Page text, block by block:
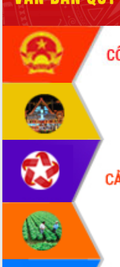
Trình diễn nghệ thuật chế biến các
món ăn từ sầu riêng
Đắk Lắk công bố Quy hoạch và xúc
tiến đầu tư tỉnh
Ngành cá ngừ Đắk Lắk chủ động
ứng để giữ vững thị trường xuất khẩu
Diễn đàn Kinh tế tư nhân Việt Nam
phá cơ chế - Hợp tác công tư
Đề án 06 tạo bước ngoặt đột phá
cải cách hành chính tỉnh Đắk Lắk
Kết nối tour, đẩy mạnh chuyển đổi số
để phát triển du lịch Đắk Lắk
Khởi động Dự án Đầu tư xây dựng hạ
tầng kỹ thuật Cụm công nghiệp Tân
Gặp mặt các cơ quan báo chí nhân Kỷ
niệm 101 năm Ngày Báo chí Cách
mạng Việt Nam
Đắk Lắk sơ kết 4 năm triển khai thực
hiện Đề án 06 của Chính phủ